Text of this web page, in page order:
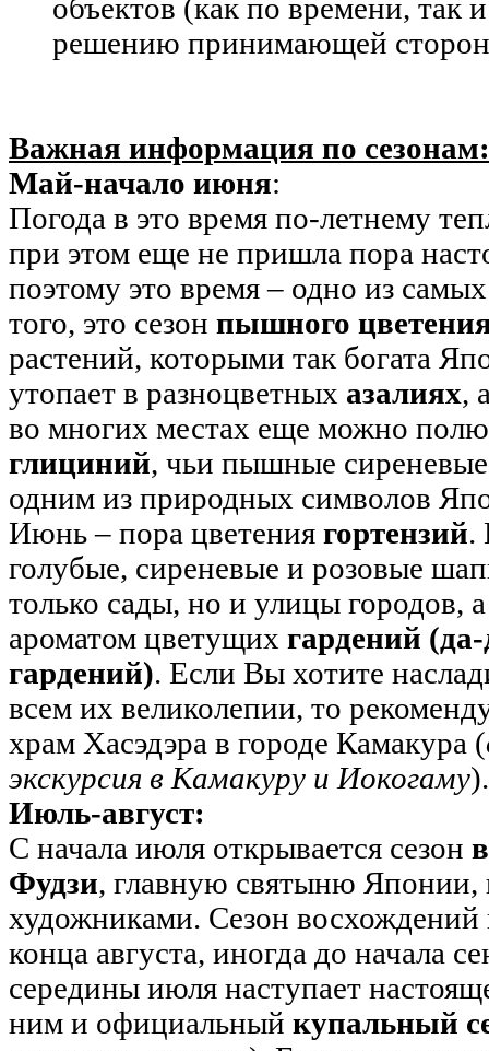
объектов (как по времени, так
решению принимающей
Важная информация по сезонам:
Май-начало июня:
Погода в это время по-летнему
при этом еще не пришла пора
поэтому это время – одно из
того, это сезон пышного
растений, которыми так богата
утопает в разноцветных азалиях,
во многих местах еще можно
глициний, чьи пышные сиреневые
одним из природных символов
Июнь – пора цветения гортензий.
голубые, сиреневые и розовые
только сады, но и улицы городов,
ароматом цветущих гардений
гардений). Если Вы хотите
всем их великолепии, то
храм Хасэдэра в городе Камакура (
экскурсия в Камакуру и Иокогаму).
Июль-август:
С начала июля открывается сезон
Фудзи, главную святыню Японии,
художниками. Сезон восхождений
конца августа, иногда до начала
середины июля наступает
ним и официальный купальный